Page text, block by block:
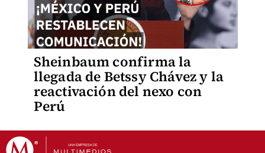
Sheinbaum confirma la
llegada de Betssy Chávez y la
reactivación del nexo con
Perú